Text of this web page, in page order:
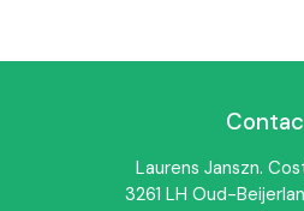
✔ Geschikt als dagelijkse
Voor wie is dit
keuze?Laurens Janszn.
3261 LH Oud-